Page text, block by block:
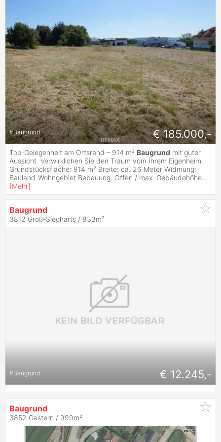
#Baugrund € 185.000,-
Top-Gelegenheit am Ortsrand – 914 m² Baugrund mit guter
Aussicht. Verwirklichen Sie den Traum vom Ihrem Eigenheim.
Grundstücksfläche: 914 m² Breite: ca. 26 Meter Widmung:
Bauland-Wohngebiet Bebauung: Offen / max. Gebäudehöhe...
[Mehr]
Baugrund
3812 Groß-Siegharts / 833m²
#Baugrund € 12.245,-
Baugrund
3852 Gastern / 999m²